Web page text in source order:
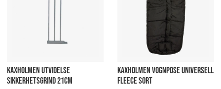
KAXHOLMEN UTVIDELSE
SIKKERHETSGRIND 21CM
KAXHOLMEN VOGNPOSE UNIVERSELL
FLEECE SORT